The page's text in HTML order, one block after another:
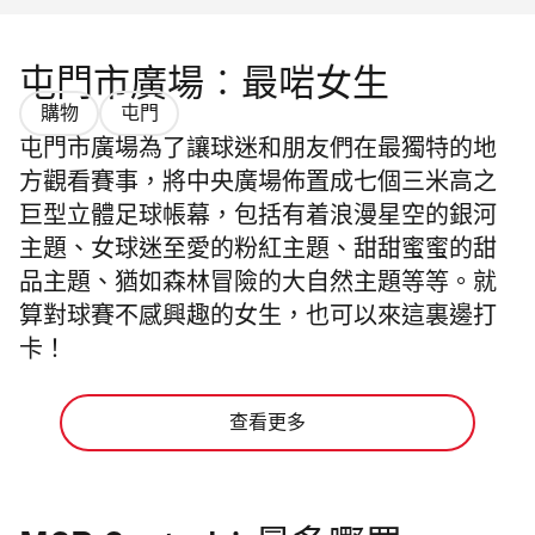
屯門市廣場︰最啱女生
購物 屯門
屯門市廣場為了讓球迷和朋友們在最獨特的地
方觀看賽事，將中央廣場佈置成七個三米高之
巨型立體足球帳幕，包括有着浪漫星空的銀河
主題、女球迷至愛的粉紅主題、甜甜蜜蜜的甜
品主題、猶如森林冒險的大自然主題等等。就
算對球賽不感興趣的女生，也可以來這裏邊打
卡！
查看更多